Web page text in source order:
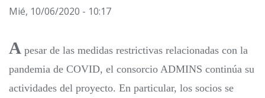
Mié, 10/06/2020 - 10:17
A pesar de las medidas restrictivas relacionadas con la
pandemia de COVID, el consorcio ADMINS continúa su
actividades del proyecto. En particular, los socios se